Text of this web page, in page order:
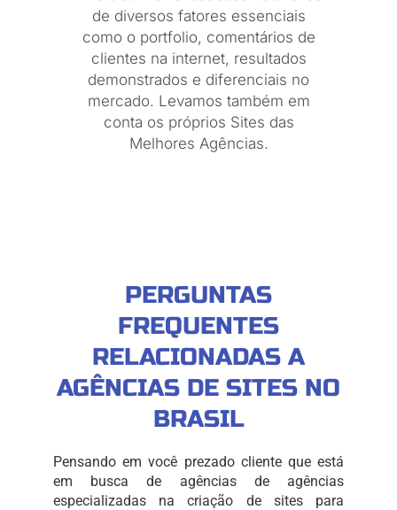
de diversos fatores essenciais
como o portfolio, comentários de
clientes na internet, resultados
demonstrados e diferenciais no
mercado. Levamos também em
conta os próprios Sites das
Melhores Agências.
PERGUNTAS
FREQUENTES
RELACIONADAS A
AGÊNCIAS DE SITES NO
BRASIL
Pensando em você prezado cliente que está
em busca de agências de agências
especializadas na criação de sites para